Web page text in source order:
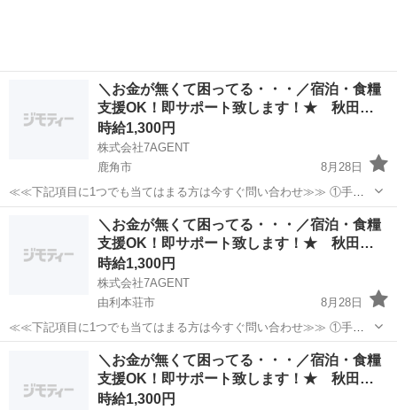
＼お金が無くて困ってる・・・／宿泊・食糧
支援OK！即サポート致します！★ 秋田…
時給1,300円
株式会社7AGENT
鹿角市
8月28日
≪≪下記項目に1つでも当てはまる方は今すぐ問い合わせ≫≫ ①手持
ちのお金がほとんど無い ②今日泊まる寝床が無い ③携帯が止まって
る、止まりそう ④今スグ働きたい ⑤いっぱい稼ぎたい 弊社のプロの
コーディネータ...
倉庫 生活支援
＼お金が無くて困ってる・・・／宿泊・食糧
支援OK！即サポート致します！★ 秋田…
時給1,300円
株式会社7AGENT
由利本荘市
8月28日
≪≪下記項目に1つでも当てはまる方は今すぐ問い合わせ≫≫ ①手持
ちのお金がほとんど無い ②今日泊まる寝床が無い ③携帯が止まって
る、止まりそう ④今スグ働きたい ⑤いっぱい稼ぎたい 弊社のプロの
コーディネータ...
由利本荘市 倉庫 生活支援
＼お金が無くて困ってる・・・／宿泊・食糧
支援OK！即サポート致します！★ 秋田…
時給1,300円